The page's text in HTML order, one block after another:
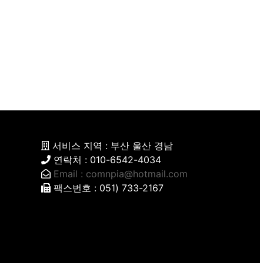
서비스 지역 : 부산 울산 경남
연락처 : 010-6542-4034
Email : comnpia@hotmail.com
팩스번호 : 051) 733-2167